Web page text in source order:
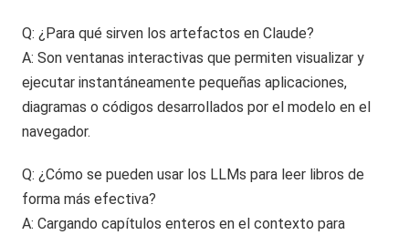
Q: ¿Para qué sirven los artefactos en Claude?
A: Son ventanas interactivas que permiten visualizar y
ejecutar instantáneamente pequeñas aplicaciones,
diagramas o códigos desarrollados por el modelo en el
navegador.
Q: ¿Cómo se pueden usar los LLMs para leer libros de
forma más efectiva?
A: Cargando capítulos enteros en el contexto para